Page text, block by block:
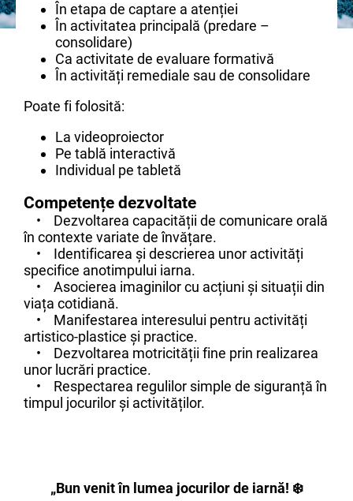
În etapa de captare a atenției
În activitatea principală (predare –
consolidare)
Ca activitate de evaluare formativă
În activități remediale sau de consolidare
Poate fi folosită:
La videoproiector
Pe tablă interactivă
Individual pe tabletă
Competențe dezvoltate
• Dezvoltarea capacității de comunicare orală
în contexte variate de învățare.
• Identificarea și descrierea unor activități
specifice anotimpului iarna.
• Asocierea imaginilor cu acțiuni și situații din
viața cotidiană.
• Manifestarea interesului pentru activități
artistico-plastice și practice.
• Dezvoltarea motricității fine prin realizarea
unor lucrări practice.
• Respectarea regulilor simple de siguranță în
timpul jocurilor și activităților.
„Bun venit în lumea jocurilor de iarnă! ❄️